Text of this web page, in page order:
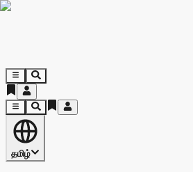
தமிழ்